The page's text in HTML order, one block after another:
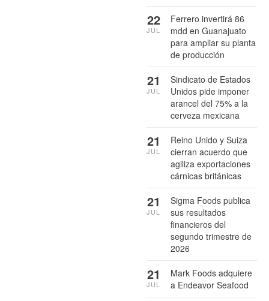
Ferrero invertirá 86
mdd en Guanajuato
para ampliar su planta
de producción
22
JUL
Sindicato de Estados
Unidos pide imponer
arancel del 75% a la
cerveza mexicana
21
JUL
Reino Unido y Suiza
cierran acuerdo que
agiliza exportaciones
cárnicas británicas
21
JUL
Sigma Foods publica
sus resultados
financieros del
segundo trimestre de
2026
21
JUL
Mark Foods adquiere
a Endeavor Seafood
21
JUL